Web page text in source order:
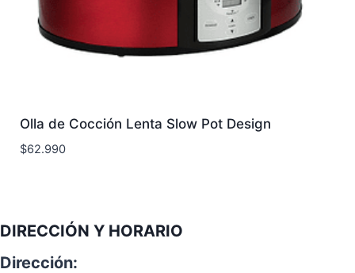
Olla de Cocción Lenta Slow Pot Design
$62.990
DIRECCIÓN Y HORARIO
Dirección: